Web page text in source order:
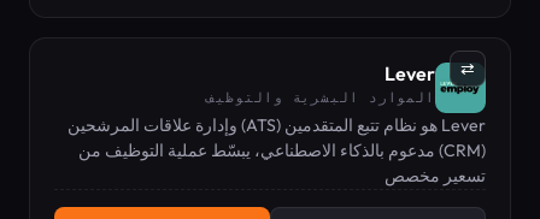
⇄
Lever
الموارد البشرية والتوظيف
Lever هو نظام تتبع المتقدمين (ATS) وإدارة علاقات المرشحين
(CRM) مدعوم بالذكاء الاصطناعي، يبسّط عملية التوظيف من
المصدر إلى العرض.
تسعير مخصص